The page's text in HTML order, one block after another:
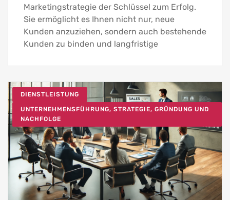
Marketingstrategie der Schlüssel zum Erfolg.
Sie ermöglicht es Ihnen nicht nur, neue
Kunden anzuziehen, sondern auch bestehende
Kunden zu binden und langfristige
DIENSTLEISTUNG
UNTERNEHMENSFÜHRUNG, STRATEGIE, GRÜNDUNG UND
NACHFOLGE